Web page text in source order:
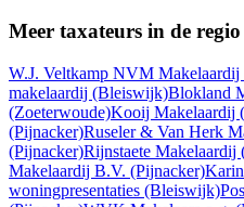
Meer taxateurs in de regio
W.J. Veltkamp NVM Makelaardij
makelaardij (Bleiswijk)Blokland
(Zoeterwoude)Kooij Makelaardij
(Pijnacker)Ruseler & Van Herk
(Pijnacker)Rijnstaete Makelaardij
Makelaardij B.V. (Pijnacker)Karin
woningpresentaties (Bleiswijk)